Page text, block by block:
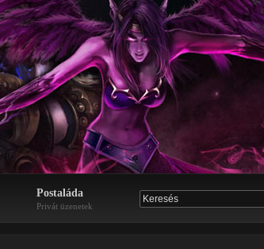
Postaláda
Privát üzenetek